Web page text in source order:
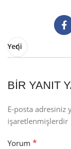
Yeni
BIR YANIT
E-posta adresiniz
işaretlenmişlerdir
Yorum *